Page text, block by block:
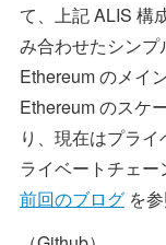
て、上記 ALIS 構
み合わせたシン
Ethereum のメイ
Ethereum のスケ
り、現在はプラ
ライベートチェー
前回のブログ を